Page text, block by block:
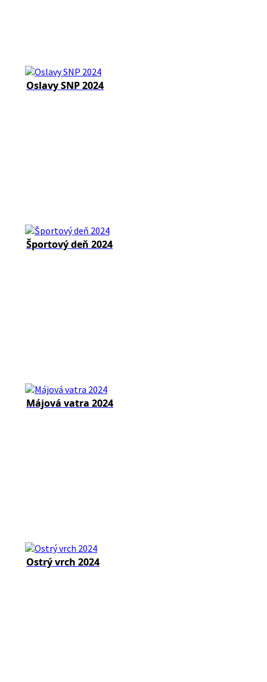
Oslavy SNP 2024
Športový deň 2024
Májová vatra 2024
Ostrý vrch 2024